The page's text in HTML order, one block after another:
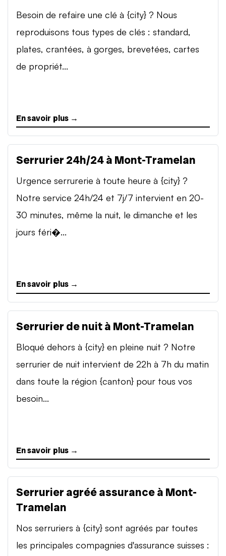
Besoin de refaire une clé à {city} ? Nous
reproduisons tous types de clés : standard,
plates, crantées, à gorges, brevetées, cartes
de propriét...
En savoir plus →
Serrurier 24h/24 à Mont-Tramelan
Urgence serrurerie à toute heure à {city} ?
Notre service 24h/24 et 7j/7 intervient en 20-
30 minutes, même la nuit, le dimanche et les
jours féri�...
En savoir plus →
Serrurier de nuit à Mont-Tramelan
Bloqué dehors à {city} en pleine nuit ? Notre
serrurier de nuit intervient de 22h à 7h du matin
dans toute la région {canton} pour tous vos
besoin...
En savoir plus →
Serrurier agréé assurance à Mont-
Tramelan
Nos serruriers à {city} sont agréés par toutes
les principales compagnies d'assurance suisses :